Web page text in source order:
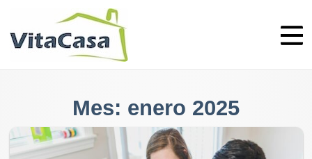
Mes: enero 2025